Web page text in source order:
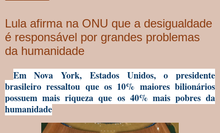
Lula afirma na ONU que a desigualdade
é responsável por grandes problemas
da humanidade
Em Nova York, Estados Unidos, o presidente
brasileiro ressaltou que os 10% maiores bilionários
possuem mais riqueza que os 40% mais pobres da
humanidade